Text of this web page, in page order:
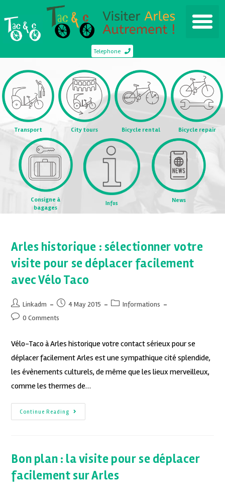
Telephone
Transport City tours Bicycle rental Bicycle repair
Consigne à
bagages
Infos News
Arles historique : sélectionner votre
visite pour se déplacer facilement
avec Vélo Taco
Linkadm 4 May 2015
Informations
0 Comments
Vélo-Taco à Arles historique votre contact sérieux pour se
déplacer facilement Arles est une sympathique cité splendide,
les évènements culturels, de même que les lieux merveilleux,
comme les thermes de…
Continue Reading
Bon plan : la visite pour se déplacer
facilement sur Arles